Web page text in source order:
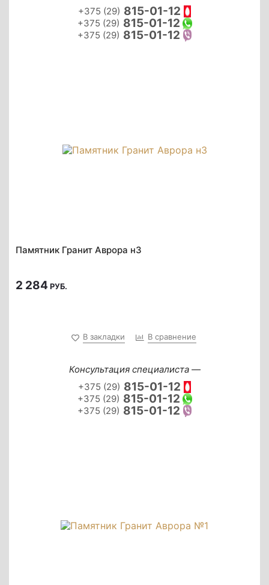
+375 (29) 815-01-12
+375 (29) 815-01-12
+375 (29) 815-01-12
Памятник Гранит Аврора н3
2 284 РУБ.
В закладки В сравнение
Консультация специалиста —
+375 (29) 815-01-12
+375 (29) 815-01-12
+375 (29) 815-01-12